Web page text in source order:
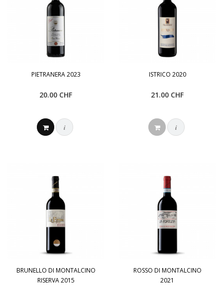
PIETRANERA 2023
20.00 CHF
i
ISTRICO 2020
21.00 CHF
i
BRUNELLO DI MONTALCINO
RISERVA 2015
ROSSO DI MONTALCINO
2021